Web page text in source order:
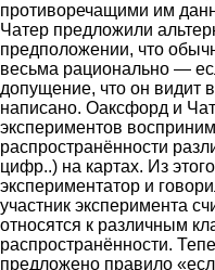
противоречащими им
Чатер предложили
предположении, что
весьма рационально —
допущение, что он видит
написано. Оаксфорд и
экспериментов
распространённости
цифр..) на картах. Из
экспериментатор и
участник эксперимента
относятся к различным
распространённости.
предложено правило